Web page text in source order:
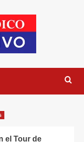
el Tour de